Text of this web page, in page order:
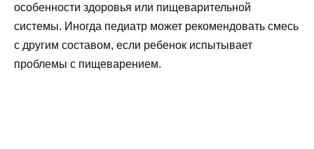
особенности здоровья или пищеварительной
системы. Иногда педиатр может рекомендовать смесь
с другим составом, если ребенок испытывает
проблемы с пищеварением.